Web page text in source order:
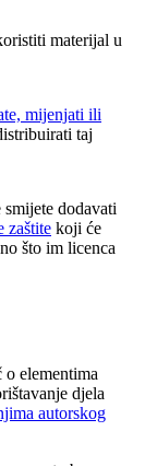
materijal u
mijenjati ili
taj
dodavati
zaštite koji će
što im licenca
elementima
djela
autorskog